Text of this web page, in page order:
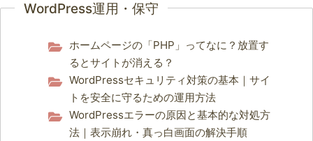
WordPress運用・保守
ホームページの「PHP」ってなに？放置す
るとサイトが消える？
WordPressセキュリティ対策の基本｜サイ
トを安全に守るための運用方法
WordPressエラーの原因と基本的な対処方
法｜表示崩れ・真っ白画面の解決手順